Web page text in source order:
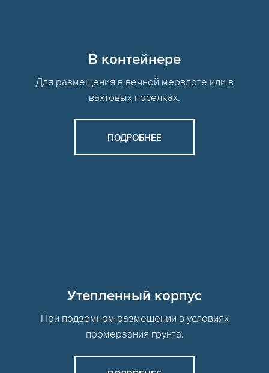
В контейнере
Для размещения в вечной мерзлоте или в
вахтовых поселках.
ПОДРОБНЕЕ
Утепленный корпус
При подземном размещении в условиях
промерзания грунта.